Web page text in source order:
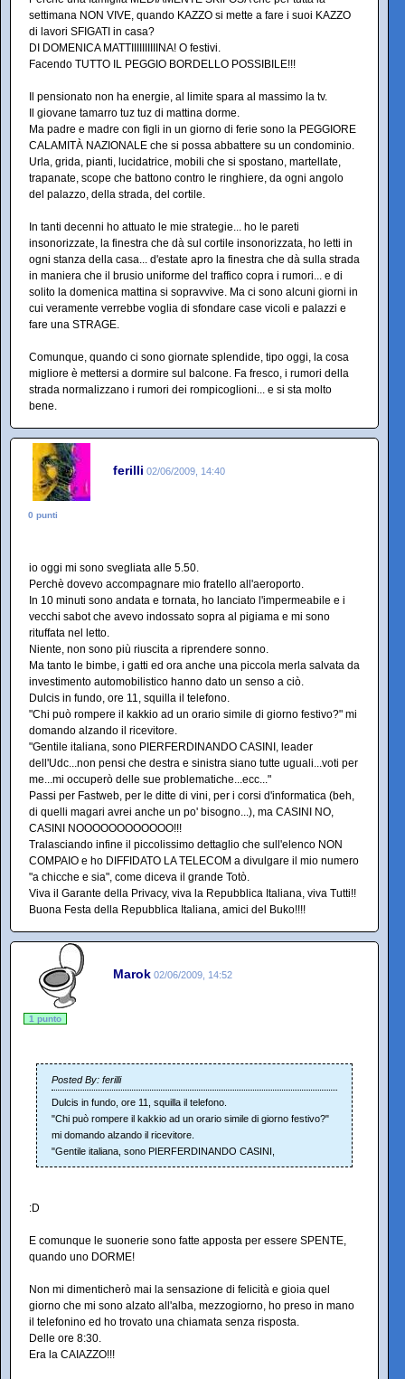
settimana NON VIVE, quando KAZZO si mette a fare i suoi KAZZO
di lavori SFIGATI in casa?
DI DOMENICA MATTIIIIIIIIIINA! O festivi.
Facendo TUTTO IL PEGGIO BORDELLO POSSIBILE!!!
Il pensionato non ha energie, al limite spara al massimo la tv.
Il giovane tamarro tuz tuz di mattina dorme.
Ma padre e madre con figli in un giorno di ferie sono la PEGGIORE
CALAMITÀ NAZIONALE che si possa abbattere su un condominio.
Urla, grida, pianti, lucidatrice, mobili che si spostano, martellate,
trapanate, scope che battono contro le ringhiere, da ogni angolo
del palazzo, della strada, del cortile.
In tanti decenni ho attuato le mie strategie... ho le pareti
insonorizzate, la finestra che dà sul cortile insonorizzata, ho letti in
ogni stanza della casa... d'estate apro la finestra che dà sulla strada
in maniera che il brusio uniforme del traffico copra i rumori... e di
solito la domenica mattina si sopravvive. Ma ci sono alcuni giorni in
cui veramente verrebbe voglia di sfondare case vicoli e palazzi e
fare una STRAGE.
Comunque, quando ci sono giornate splendide, tipo oggi, la cosa
migliore è mettersi a dormire sul balcone. Fa fresco, i rumori della
strada normalizzano i rumori dei rompicoglioni... e si sta molto
bene.
ferilli 02/06/2009, 14:40
0 punti
io oggi mi sono svegliata alle 5.50.
Perchè dovevo accompagnare mio fratello all'aeroporto.
In 10 minuti sono andata e tornata, ho lanciato l'impermeabile e i
vecchi sabot che avevo indossato sopra al pigiama e mi sono
rituffata nel letto.
Niente, non sono più riuscita a riprendere sonno.
Ma tanto le bimbe, i gatti ed ora anche una piccola merla salvata da
investimento automobilistico hanno dato un senso a ciò.
Dulcis in fundo, ore 11, squilla il telefono.
"Chi può rompere il kakkio ad un orario simile di giorno festivo?" mi
domando alzando il ricevitore.
"Gentile italiana, sono PIERFERDINANDO CASINI, leader
dell'Udc...non pensi che destra e sinistra siano tutte uguali...voti per
me...mi occuperò delle sue problematiche...ecc..."
Passi per Fastweb, per le ditte di vini, per i corsi d'informatica (beh,
di quelli magari avrei anche un po' bisogno...), ma CASINI NO,
CASINI NOOOOOOOOOOOO!!!
Tralasciando infine il piccolissimo dettaglio che sull'elenco NON
COMPAIO e ho DIFFIDATO LA TELECOM a divulgare il mio numero
"a chicche e sia", come diceva il grande Totò.
Viva il Garante della Privacy, viva la Repubblica Italiana, viva Tutti!!
Buona Festa della Repubblica Italiana, amici del Buko!!!!
Marok 02/06/2009, 14:52
1 punto
Posted By: ferilli
Dulcis in fundo, ore 11, squilla il telefono.
"Chi può rompere il kakkio ad un orario simile di giorno festivo?"
mi domando alzando il ricevitore.
"Gentile italiana, sono PIERFERDINANDO CASINI,
:D
E comunque le suonerie sono fatte apposta per essere SPENTE,
quando uno DORME!
Non mi dimenticherò mai la sensazione di felicità e gioia quel
giorno che mi sono alzato all'alba, mezzogiorno, ho preso in mano
il telefonino ed ho trovato una chiamata senza risposta.
Delle ore 8:30.
Era la CAIAZZO!!!